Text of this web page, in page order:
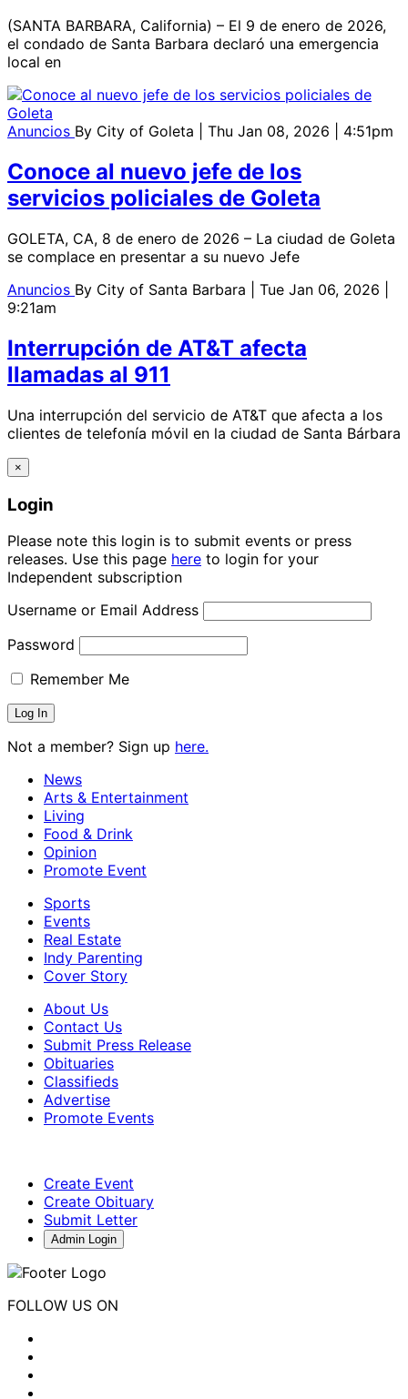
(SANTA BARBARA, California) – El 9 de enero de 2026,
el condado de Santa Barbara declaró una emergencia
local en
Anuncios By City of Goleta | Thu Jan 08, 2026 | 4:51pm
Conoce al nuevo jefe de los
servicios policiales de Goleta
GOLETA, CA, 8 de enero de 2026 – La ciudad de Goleta
se complace en presentar a su nuevo Jefe
Anuncios By City of Santa Barbara
| Tue Jan 06, 2026 |
9:21am
Interrupción de AT&T afecta
llamadas al 911
Una interrupción del servicio de AT&T que afecta a los
clientes de telefonía móvil en la ciudad de Santa Bárbara
×
Login
Please note this login is to submit events or press
releases. Use this page here to login for your
Independent subscription
Username or Email Address
Password
Remember Me
Not a member? Sign up here.
News
Arts & Entertainment
Living
Food & Drink
Opinion
Promote Event
Sports
Events
Real Estate
Indy Parenting
Cover Story
About Us
Contact Us
Submit Press Release
Obituaries
Classifieds
Advertise
Promote Events
Create Event
Create Obituary
Submit Letter
Admin Login
FOLLOW US ON